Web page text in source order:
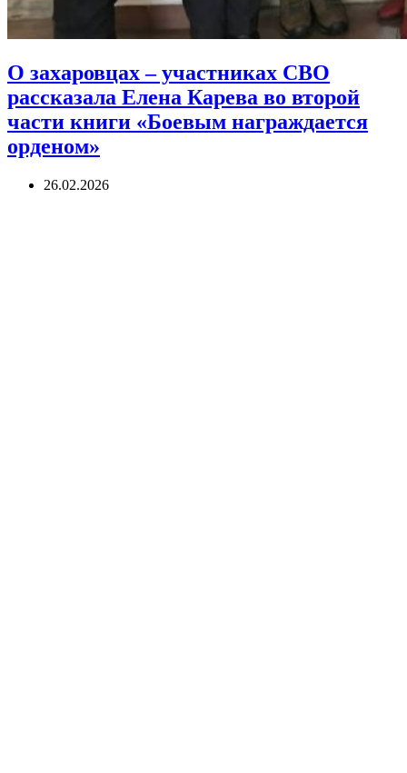
О захаровцах – участниках СВО
рассказала Елена Карева во второй
части книги «Боевым награждается
орденом»
26.02.2026